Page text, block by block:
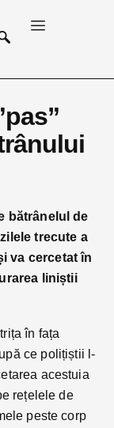
bătrânelul de
trecute a
va cercetat în
liniștii
în fața
ce polițiștii l-
acestuia
rețelele de
peste corp